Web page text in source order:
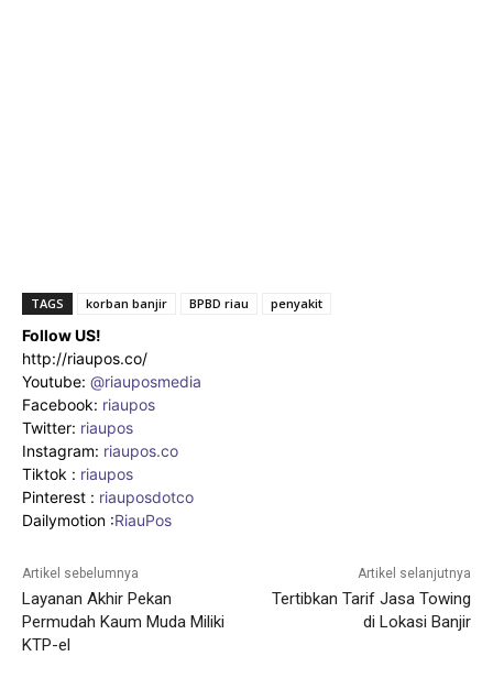
TAGS korban banjir BPBD riau penyakit
Follow US!
http://riaupos.co/
Youtube: @riauposmedia
Facebook: riaupos
Twitter: riaupos
Instagram: riaupos.co
Tiktok : riaupos
Pinterest : riauposdotco
Dailymotion :RiauPos
Artikel sebelumnya
Layanan Akhir Pekan
Permudah Kaum Muda Miliki
KTP-el
Artikel selanjutnya
Tertibkan Tarif Jasa Towing
di Lokasi Banjir